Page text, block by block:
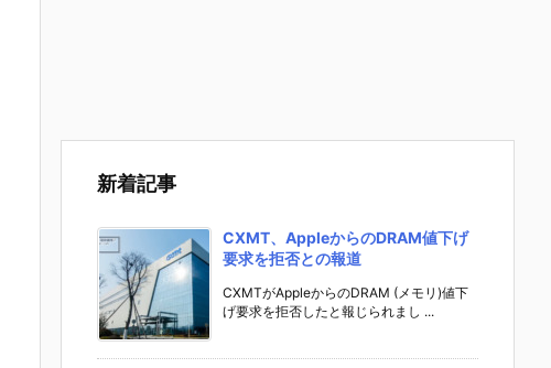
新着記事
CXMT、AppleからのDRAM値下げ
要求を拒否との報道
CXMTがAppleからのDRAM (メモリ)値下
げ要求を拒否したと報じられまし ...